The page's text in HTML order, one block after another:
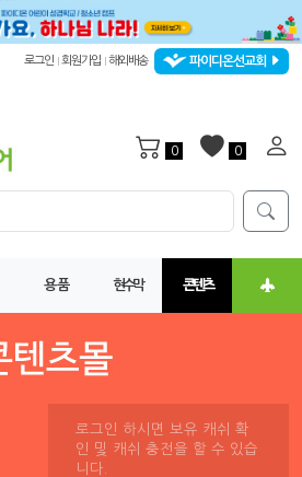
로그인 회원가입 해외배송 파이디온선교회
0 0
용품 현수막 콘텐츠
로그인 하시면 보유 캐쉬 확
인 및 캐쉬 충전을 할 수 있습
니다.